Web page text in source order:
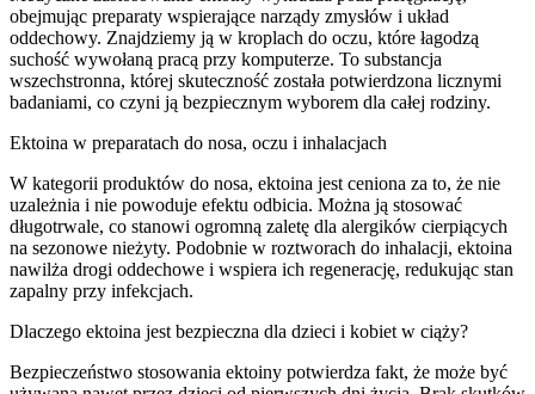
obejmując preparaty wspierające narządy zmysłów i układ
oddechowy. Znajdziemy ją w kroplach do oczu, które łagodzą
suchość wywołaną pracą przy komputerze. To substancja
wszechstronna, której skuteczność została potwierdzona licznymi
badaniami, co czyni ją bezpiecznym wyborem dla całej rodziny.
Ektoina w preparatach do nosa, oczu i inhalacjach
W kategorii produktów do nosa, ektoina jest ceniona za to, że nie
uzależnia i nie powoduje efektu odbicia. Można ją stosować
długotrwale, co stanowi ogromną zaletę dla alergików cierpiących
na sezonowe nieżyty. Podobnie w roztworach do inhalacji, ektoina
nawilża drogi oddechowe i wspiera ich regenerację, redukując stan
zapalny przy infekcjach.
Dlaczego ektoina jest bezpieczna dla dzieci i kobiet w ciąży?
Bezpieczeństwo stosowania ektoiny potwierdza fakt, że może być